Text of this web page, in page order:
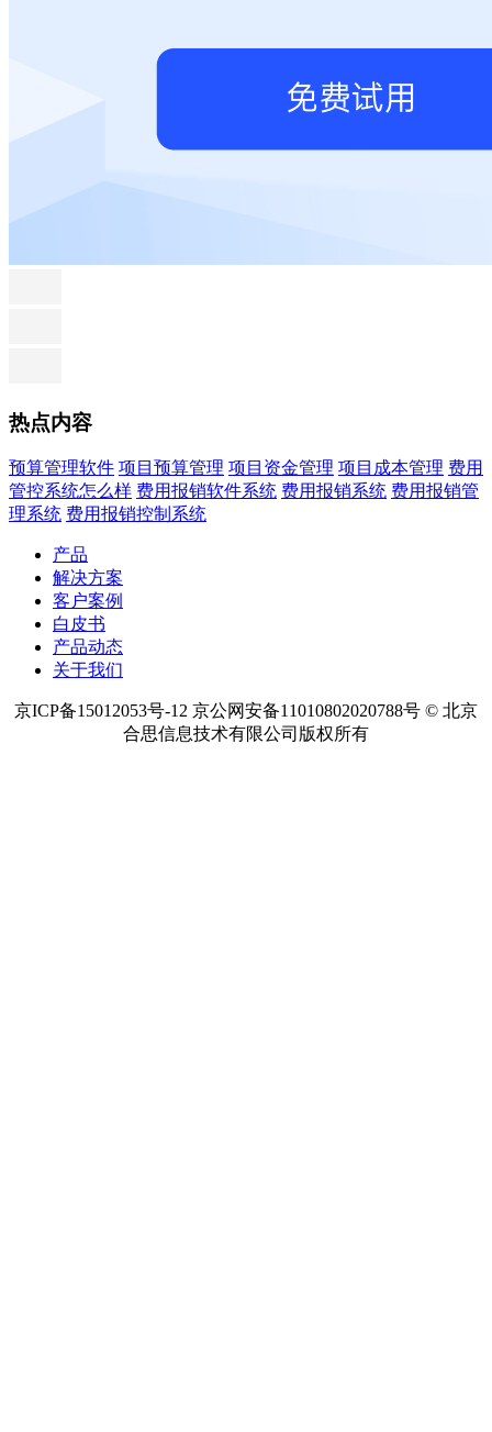
热点内容
预算管理软件 项目预算管理 项目资金管理 项目成本管理 费用
管控系统怎么样 费用报销软件系统 费用报销系统 费用报销管
理系统 费用报销控制系统
产品
解决方案
客户案例
白皮书
产品动态
关于我们
京ICP备15012053号-12 京公网安备11010802020788号 © 北京
合思信息技术有限公司版权所有